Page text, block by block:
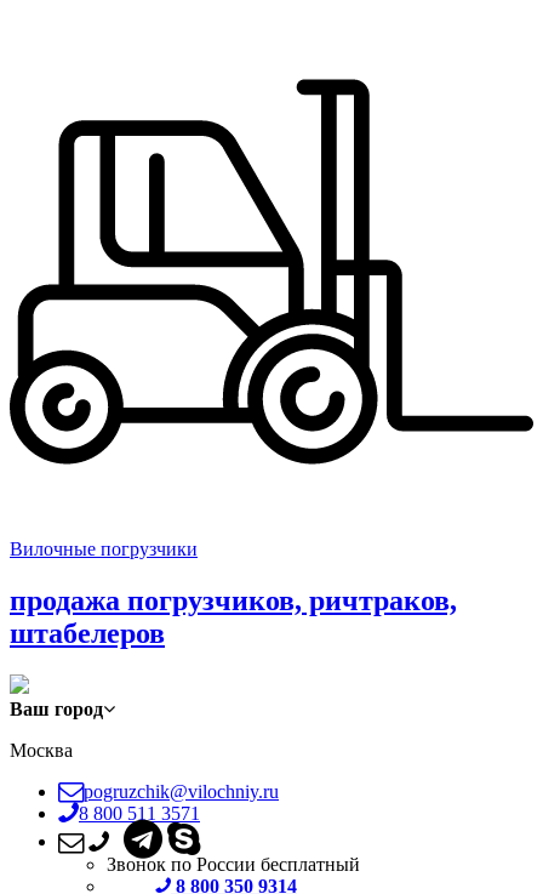
Вилочные погрузчики
продажа погрузчиков, ричтраков,
штабелеров
Ваш город
Москва
pogruzchik@vilochniy.ru
8 800 511 3571
Звонок по России бесплатный
8 800 350 9314